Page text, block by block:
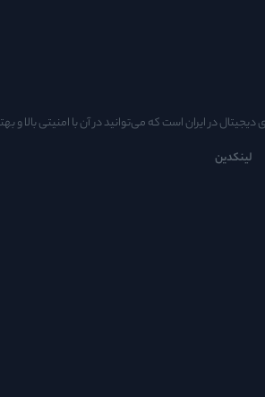
در ایران است که می‌توانید در آن با امنیتی بالا و
لینکدین